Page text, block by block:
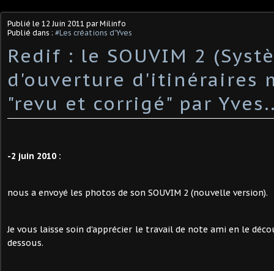
Publié le 12 Juin 2011 par Milinfo
Publié dans : #Les créations d'Yves
Redif : le SOUVIM 2
d'ouverture d'itinéraires
"revu et corrigé" par
-2 juin 2010 :
nous a envoyé les photos de son SOUVIM 2 (nouvelle version).
Je vous laisse soin d'apprécier le travail de note ami en le
dessous.